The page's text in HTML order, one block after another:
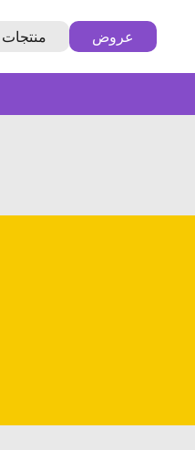
عروض منتجات